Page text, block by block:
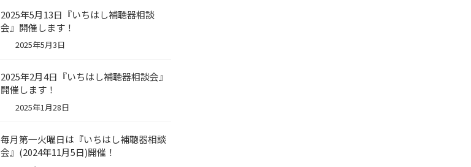
2025年5月13日『いちはし補聴器相談
会』開催します！
2025年5月3日
2025年2月4日『いちはし補聴器相談会』
開催します！
2025年1月28日
毎月第一火曜日は『いちはし補聴器相談
会』(2024年11月5日)開催！